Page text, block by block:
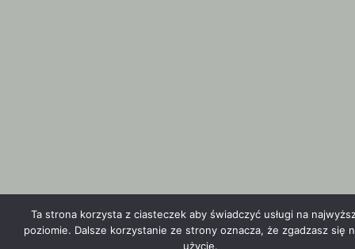
Ta strona korzysta z ciasteczek aby świadczyć usługi na
poziomie. Dalsze korzystanie ze strony oznacza, że zgadzasz się
użycie.